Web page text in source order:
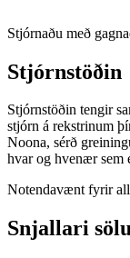
Stjórnaðu með
Stjórnstöðin
Stjórnstöðin tengir
stjórn á rekstrinum
Noona, sérð
hvar og hvenær sem
Notendavænt fyrir
Snjallari